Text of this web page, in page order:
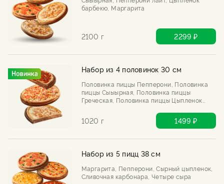
барбекю, Маргарита
2100 г 2299 ₽
Набор из 4 половинок 30 см
Половинка пиццы Пепперони, Половинка
пиццы Сыыырная, Половинка пиццы
Греческая, Половинка пиццы Цыпленок
1020 г 1499 ₽
Набор из 5 пицц 38 см
Маргарита, Пепперони, Сырный цыпленок,
Сливочная карбонара, Четыре сыра